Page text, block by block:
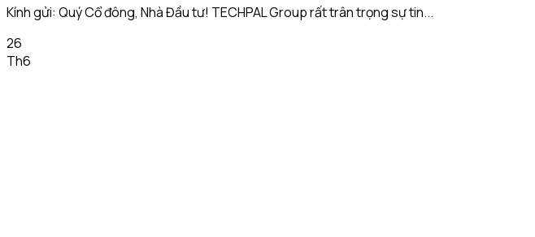
Kính gửi: Quý Cổ đông, Nhà Đầu tư! TECHPAL Group rất trân trọng sự tin...
26
Th6